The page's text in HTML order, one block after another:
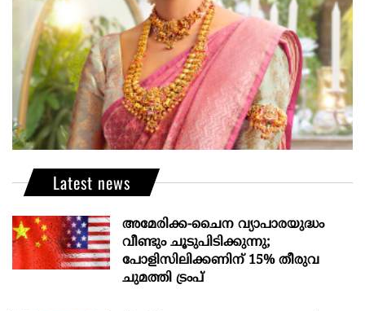
Latest news
അമേരിക്ക-ചൈന വ്യാപാരയുദ്ധം
വീണ്ടും ചൂടുപിടിക്കുന്നു;
പോളിസിലിക്കണിന് 15% തീരുവ
ചുമത്തി ട്രംപ്